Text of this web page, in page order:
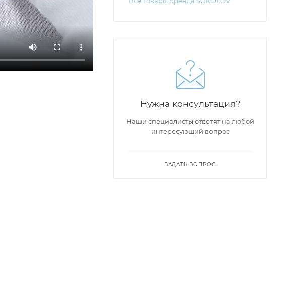
Нужна консультация?
Наши специалисты ответят на любой
интересующий вопрос
ЗАДАТЬ ВОПРОС